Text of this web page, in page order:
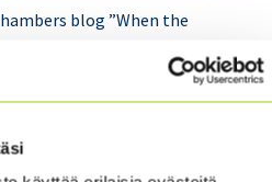
blog ”When the
One example of these